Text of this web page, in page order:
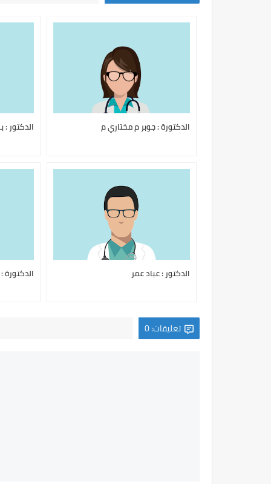
الدكتورة : جوبر م مختاري م الدكتور :
الدكتور : عباد عمر
تعليقات: 0